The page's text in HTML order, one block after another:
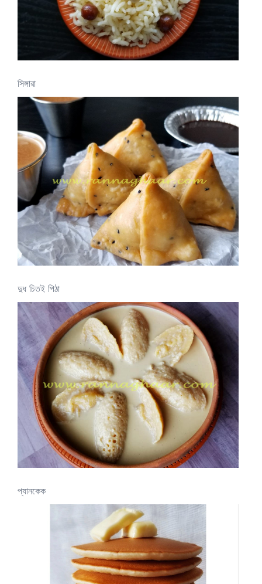
সিঙ্গারা
দুধ চিতই পিঠা
প্যানকেক